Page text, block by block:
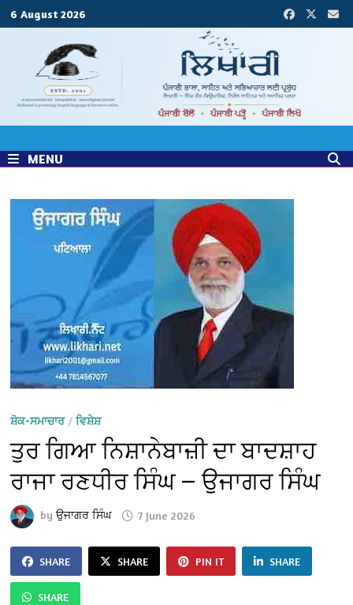
6 August 2026
MENU
ਸ਼ੋਕ-ਸਮਾਚਾਰ/ਵਿਸ਼ੇਸ਼
ਤੁਰ ਗਿਆ ਨਿਸ਼ਾਨੇਬਾਜ਼ੀ ਦਾ ਬਾਦਸ਼ਾਹ
ਰਾਜਾ ਰਣਧੀਰ ਸਿੰਘ — ਉਜਾਗਰ ਸਿੰਘ
byਉਜਾਗਰ ਸਿੰਘ 7 June 2026
SHARE SHARE PIN IT SHARE
SHARE